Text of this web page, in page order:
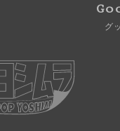
グ